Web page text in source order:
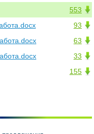
553
93
63
33
155